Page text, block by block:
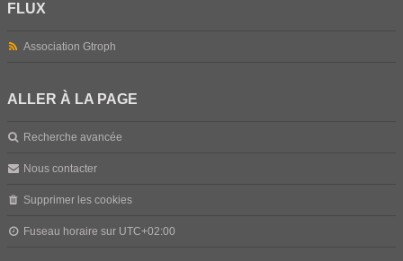
FLUX
Association Gtroph
ALLER À LA PAGE
Recherche avancée
Nous contacter
Supprimer les cookies
Fuseau horaire sur UTC+02:00